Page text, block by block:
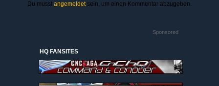
Du musst angemeldetsein, um einen Kommentar abzugeben.
Sponsored
HQ FANSITES